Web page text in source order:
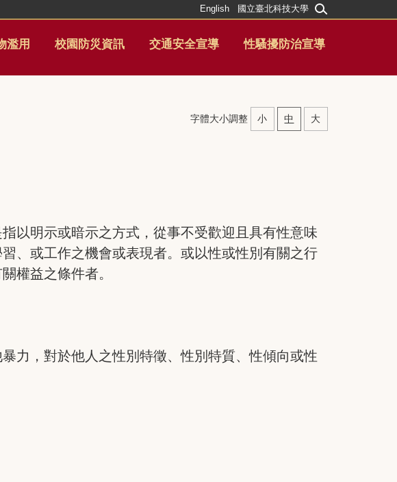
濫用 校園防災資訊 交通安全宣導 性騷擾防治宣導
English 國立臺北科技大學
字體大小調整 小 中 大
以明示或暗示之方式，從事不受歡迎且具有性意味
、或工作之機會或表現者。或以性或性別有關之行
權益之條件者。
力，對於他人之性別特徵、性別特質、性傾向或性